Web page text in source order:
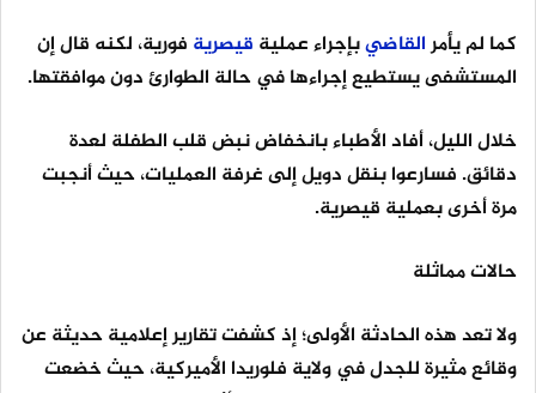
كما لم يأمرالقاضيبإجراء عملية قيصرية فورية، لكنه قال إن
المستشفى يستطيع إجراءها في حالة الطوارئ دون موافقتها.
خلال الليل، أفاد الأطباء بانخفاض نبض قلب الطفلة لعدة
دقائق. فسارعوا بنقل دويل إلى غرفة العمليات، حيث أنجبت
مرة أخرى بعملية قيصرية.
حالات مماثلة
ولا تعد هذه الحادثة الأولى؛ إذ كشفت تقارير إعلامية حديثة عن
وقائع مثيرة للجدل في ولاية فلوريدا الأميركية، حيث خضعت